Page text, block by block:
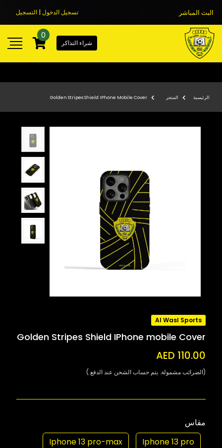
البث المباشر تسجيل الدخول | التسجيل
شراء التذاكر
0
الرئيسية المتجر Golden Stripes Shield IPhone Mobile Cover
Al Wasl Sports
Golden Stripes Shield IPhone mobile Cover
AED 110.00
(الضرائب مشمولة. يتم حساب الشحن عند الدفع.)
مقاس
Iphone 13 pro
Iphone 13 pro-max